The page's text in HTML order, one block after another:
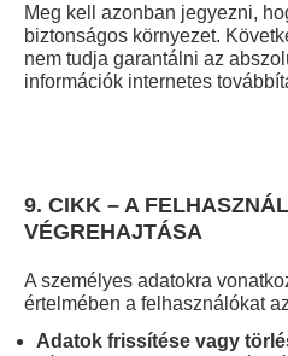
Meg kell azonban jegyezni,
biztonságos környezet.
nem tudja garantálni az
információk internetes
9. CIKK – A
VÉGREHAJTÁSA
A személyes adatokra
értelmében a felhasználókat
Adatok frissítése vagy